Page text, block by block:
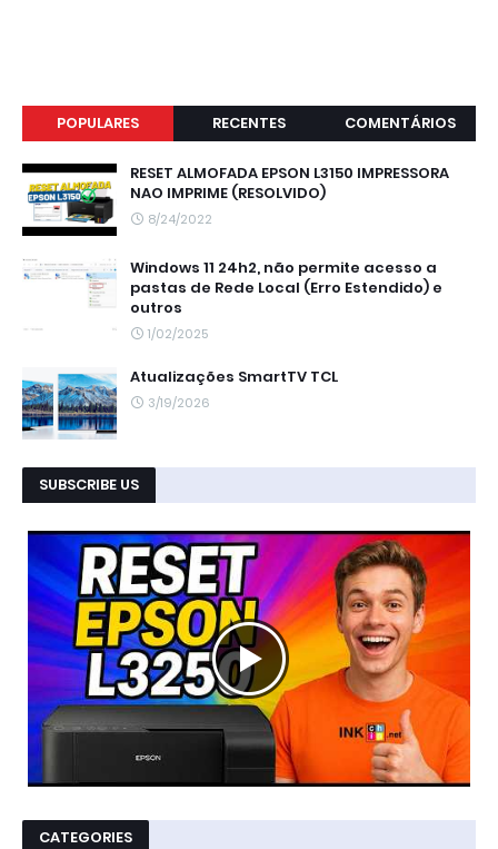
POPULARES RECENTES COMENTÁRIOS
RESET ALMOFADA EPSON L3150 IMPRESSORA
NAO IMPRIME (RESOLVIDO)
8/24/2022
Windows 11 24h2, não permite acesso a
pastas de Rede Local (Erro Estendido) e
outros
1/02/2025
Atualizações SmartTV TCL
3/19/2026
SUBSCRIBE US
CATEGORIES